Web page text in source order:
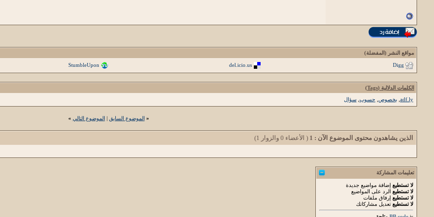
مواقع النشر (المفضلة)
Digg
del.icio.us
StumbleUpon
الكلمات الدلالية (Tags)
adf.ly بخصوص حسوب سؤال
« الموضوع السابق | الموضوع التالي »
الذين يشاهدون محتوى الموضوع الآن : 1 ( الأعضاء 0 والزوار 1)
تعليمات المشاركة
لا تستطيع إضافة مواضيع جديدة
لا تستطيع الرد على المواضيع
لا تستطيع إرفاق ملفات
لا تستطيع تعديل مشاركاتك